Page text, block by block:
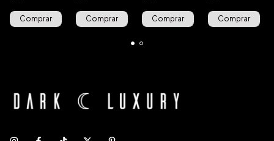
Comprar Comprar Comprar Comprar